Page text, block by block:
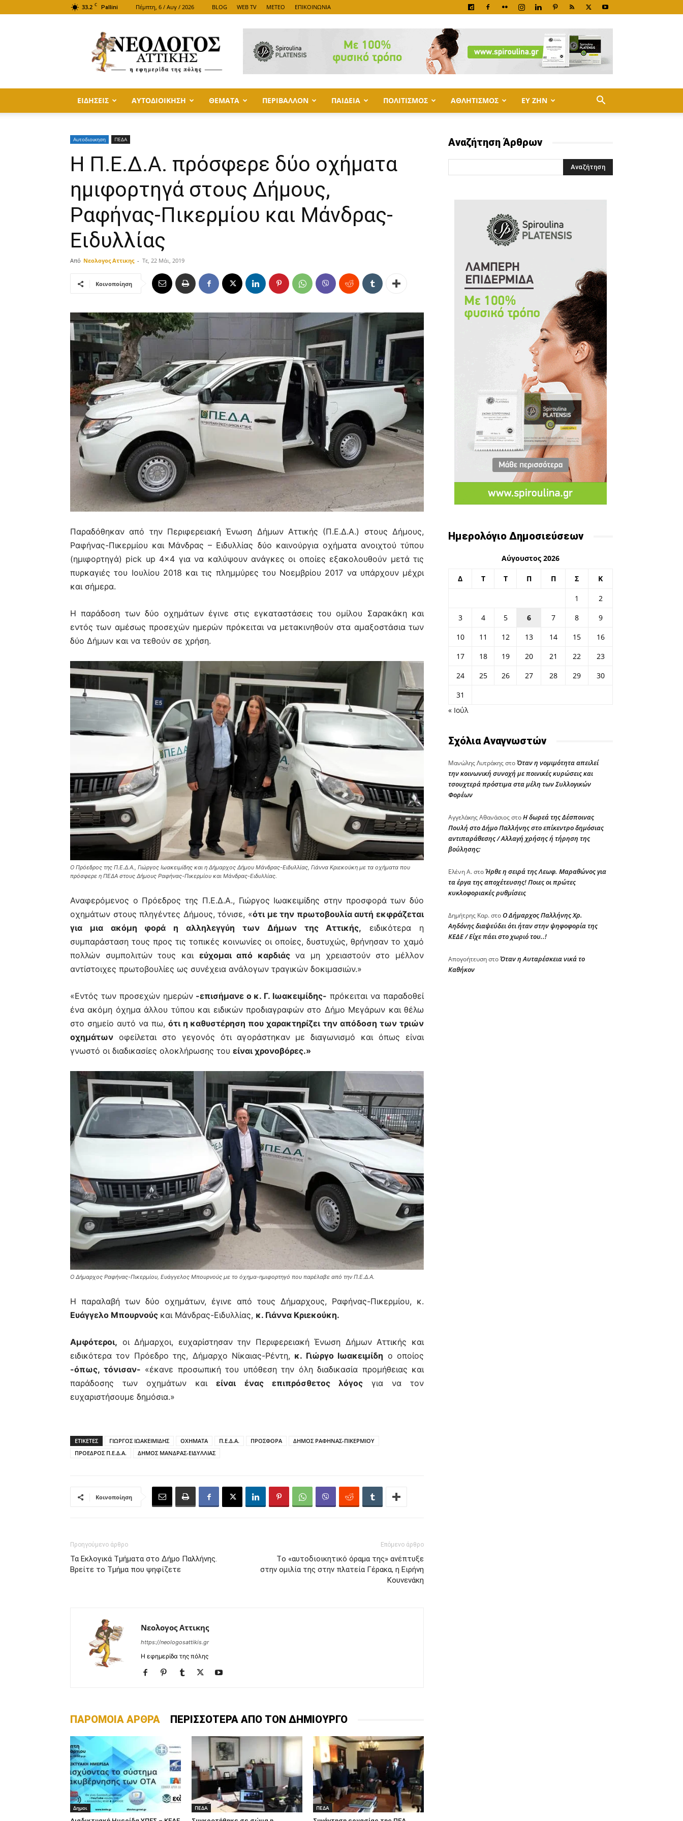
33.2 C Pallini Πέμπτη, 6 / Αυγ / 2026 BLOG WEB TV METEO ΕΠΙΚΟΙΝΩΝΙΑ
ΑΤΤΙΚΗΣ
ΕΙΔΗΣΕΙΣ ΑΥΤΟΔΙΟΙΚΗΣΗ ΘΕΜΑΤΑ ΠΕΡΙΒΑΛΛΟΝ ΠΑΙΔΕΙΑ ΠΟΛΙΤΙΣΜΟΣ ΑΘΛΗΤΙΣΜΟΣ ΕΥ ΖΗΝ
Αυτοδιοικηση ΠΕΔΑ
Η Π.Ε.Δ.Α. πρόσφερε δύο οχήματα
ημιφορτηγά στους Δήμους,
Ραφήνας-Πικερμίου και Μάνδρας-
Ειδυλλίας
Από Νεολογος Αττικης - Τε, 22 Μάι, 2019
Κοινοποίηση
Παραδόθηκαν από την Περιφερειακή Ένωση Δήμων Αττικής (Π.Ε.Δ.Α.) στους Δήμους,
Ραφήνας-Πικερμίου και Μάνδρας – Ειδυλλίας δύο καινούργια οχήματα ανοιχτού τύπου
(ημιφορτηγά) pick up 4×4 για να καλύψουν ανάγκες οι οποίες εξακολουθούν μετά τις
πυρκαγιές του Ιουλίου 2018 και τις πλημμύρες του Νοεμβρίου 2017 να υπάρχουν μέχρι
και σήμερα.
Η παράδοση των δύο οχημάτων έγινε στις εγκαταστάσεις του ομίλου Σαρακάκη και
εντός των αμέσως προσεχών ημερών πρόκειται να μετακινηθούν στα αμαξοστάσια των
δύο Δήμων και να τεθούν σε χρήση.
Ο Πρόεδρος της Π.Ε.Δ.Α., Γιώργος Ιωακειμίδης και η Δήμαρχος Δήμου Μάνδρας-Ειδυλλίας, Γιάννα Κριεκούκη με τα οχήματα που
πρόσφερε η ΠΕΔΑ στους Δήμους Ραφήνας-Πικερμίου και Μάνδρας-Ειδυλλίας.
Αναφερόμενος ο Πρόεδρος της Π.Ε.Δ.Α., Γιώργος Ιωακειμίδης στην προσφορά των δύο
οχημάτων στους πληγέντες Δήμους, τόνισε, «ότι με την πρωτοβουλία αυτή εκφράζεται
για μια ακόμη φορά η αλληλεγγύη των Δήμων της Αττικής, ειδικότερα η
συμπαράσταση τους προς τις τοπικές κοινωνίες οι οποίες, δυστυχώς, θρήνησαν το χαμό
πολλών συμπολιτών τους και εύχομαι από καρδιάςνα μη χρειαστούν στο μέλλον
αντίστοιχες πρωτοβουλίες ως συνέχεια ανάλογων τραγικών δοκιμασιών.»
«Εντός των προσεχών ημερών-επισήμανε ο κ. Γ. Ιωακειμίδης- πρόκειται να παραδοθεί
ένα ακόμη όχημα άλλου τύπου και ειδικών προδιαγραφών στο Δήμο Μεγάρων και θέλω
στο σημείο αυτό να πω, ότι η καθυστέρηση που χαρακτηρίζει την απόδοση των τριών
οχημάτων οφείλεται στο γεγονός ότι αγοράστηκαν με διαγωνισμό και όπως είναι
γνωστό οι διαδικασίες ολοκλήρωσης του είναι χρονοβόρες.»
Ο Δήμαρχος Ραφήνας-Πικερμίου, Ευάγγελος Μπουρνούς με το όχημα-ημιφορτηγό που παρέλαβε από την Π.Ε.Δ.Α.
Η παραλαβή των δύο οχημάτων, έγινε από τους Δήμαρχους, Ραφήνας-Πικερμίου, κ.
Ευάγγελο Μπουρνούς και Μάνδρας-Ειδυλλίας, κ. Γιάννα Κριεκούκη.
Αμφότεροι, οι Δήμαρχοι, ευχαρίστησαν την Περιφερειακή Ένωση Δήμων Αττικής και
ειδικότερα τον Πρόεδρο της, Δήμαρχο Νίκαιας-Ρέντη, κ. Γιώργο Ιωακειμίδη ο οποίος
-όπως, τόνισαν- «έκανε προσωπική του υπόθεση την όλη διαδικασία προμήθειας και
παράδοσης των οχημάτων καιείναι ένας επιπρόσθετος λόγοςγια να τον
ευχαριστήσουμε δημόσια.»
ΕΤΙΚΕΤΕΣ ΓΙΩΡΓΟΣ ΙΩΑΚΕΙΜΙΔΗΣ ΟΧΗΜΑΤΑ Π.Ε.Δ.Α. ΠΡΟΣΦΟΡΑ
ΔΗΜΟΣ ΡΑΦΗΝΑΣ-ΠΙΚΕΡΜΙΟΥ
ΠΡΟΕΔΡΟΣ Π.Ε.Δ.Α.
ΔΗΜΟΣ ΜΑΝΔΡΑΣ-ΕΙΔΥΛΛΙΑΣ
Κοινοποίηση
Προηγούμενο άρθρο
Τα Εκλογικά Τμήματα στο Δήμο Παλλήνης.
Βρείτε το Τμήμα που ψηφίζετε
Επόμενο άρθρο
Tο «αυτοδιοικητικό όραμα της» ανέπτυξε
στην ομιλία της στην πλατεία Γέρακα, η Ειρήνη
Κουνενάκη
Νεολογος Αττικης
https://neologosattikis.gr
Η εφημερίδα της πόλης
ΠΑΡΟΜΟΙΑ ΑΡΘΡΑ ΠΕΡΙΣΣΟΤΕΡΑ ΑΠΟ ΤΟΝ ΔΗΜΙΟΥΡΓΟ
Δημοι ΠΕΔΑ ΠΕΔΑ
Αναζήτηση Άρθρων
Ημερολόγιο Δημοσιεύσεων
Αύγουστος 2026
Δ Τ Τ Π Π Σ Κ
1
2
3
4 5 6 7 8
9
10
11 12 13 14 15
16
17
18 19 20 21 22
23
24
25 26 27 28 29
30
31
« Ιούλ
Σχόλια Αναγνωστών
Μανώλης ΛυτράκηςστοΌταν η νομιμότητα απειλεί
την κοινωνική συνοχή με ποινικές κυρώσεις και
τσουχτερά πρόστιμα στα μέλη των Συλλογικών
Φορέων
Αγγελάκης ΑθανάσιοςστοΗ δωρεά της Δέσποινας
Πουλή στο Δήμο Παλλήνης στο επίκεντρο δημόσιας
αντιπαράθεσης / Αλλαγή χρήσης ή τήρηση της
βούλησης;
Ελένη Α.στοΉρθε η σειρά της Λεωφ. Μαραθώνος για
τα έργα της αποχέτευσης! Ποιες οι πρώτες
κυκλοφοριακές ρυθμίσεις
Δημήτρης Καρ.στοΟ Δήμαρχος Παλλήνης Χρ.
Αηδόνης διαψεύδει ότι ήταν στην ψηφοφορία της
ΚΕΔΕ / Είχε πάει στο χωριό του..!
ΑπογοήτευσηστοΌταν η Αυταρέσκεια νικά το
Καθήκον